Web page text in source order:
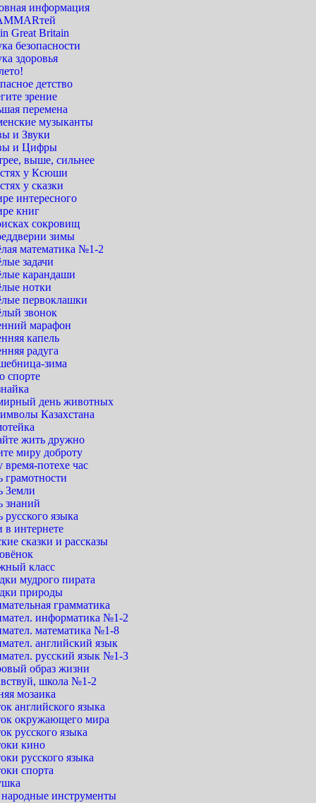
информация
Great Britain
безопасности
здоровья
детство
зрение
перемена
музыканты
и Звуки
и Цифры
выше, сильнее
у Ксюши
у сказки
интересного
книг
сокровищ
зимы
математика №1-2
задачи
карандаши
нотки
первоклашки
звонок
марафон
капель
радуга
зима
спорте
день животных
Казахстана
жить дружно
миру доброту
время-потехе час
грамотности
Земли
знаний
русского языка
в интернете
сказки и рассказы
класс
мудрого пирата
природы
грамматика
информатика №1-2
математика №1-8
английский язык
русский язык №1-3
образ жизни
школа №1-2
мозаика
английского языка
окружающего мира
русского языка
кино
русского языка
спорта
инструменты